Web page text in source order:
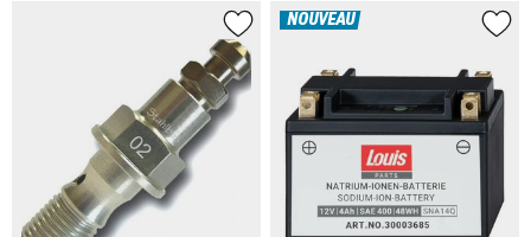
NOUVEAU